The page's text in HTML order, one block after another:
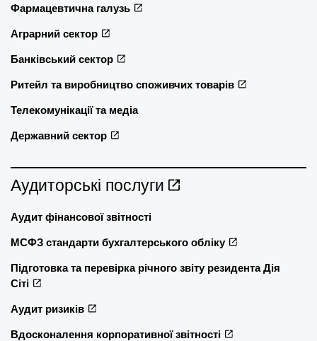
Фармацевтична галузь
Аграрний сектор
Банківський сектор
Ритейл та виробництво споживчих товарів
Телекомунікації та медіа
Державний сектор
Аудиторські послуги
Аудит фінансової звітності
МСФЗ стандарти бухгалтерського обліку
Підготовка та перевірка річного звіту резидента Дія
Сіті
Аудит ризиків
Вдосконалення корпоративної звітності